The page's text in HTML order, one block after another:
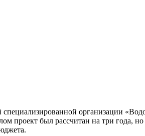
специализированной организации
проект был рассчитан на три года, но